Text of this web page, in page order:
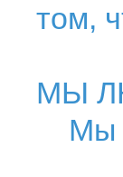
том,
МЫ
Мы